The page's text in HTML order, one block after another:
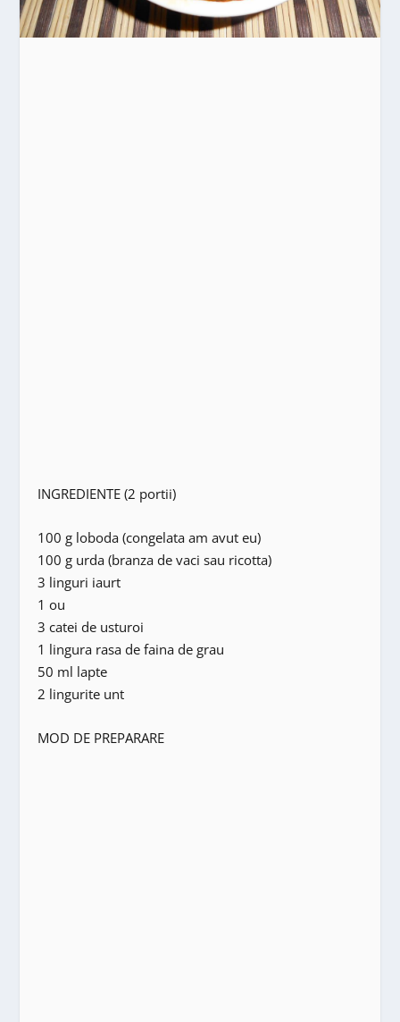
INGREDIENTE (2 portii)
100 g loboda (congelata am avut eu)
100 g urda (branza de vaci sau ricotta)
3 linguri iaurt
1 ou
3 catei de usturoi
1 lingura rasa de faina de grau
50 ml lapte
2 lingurite unt
MOD DE PREPARARE